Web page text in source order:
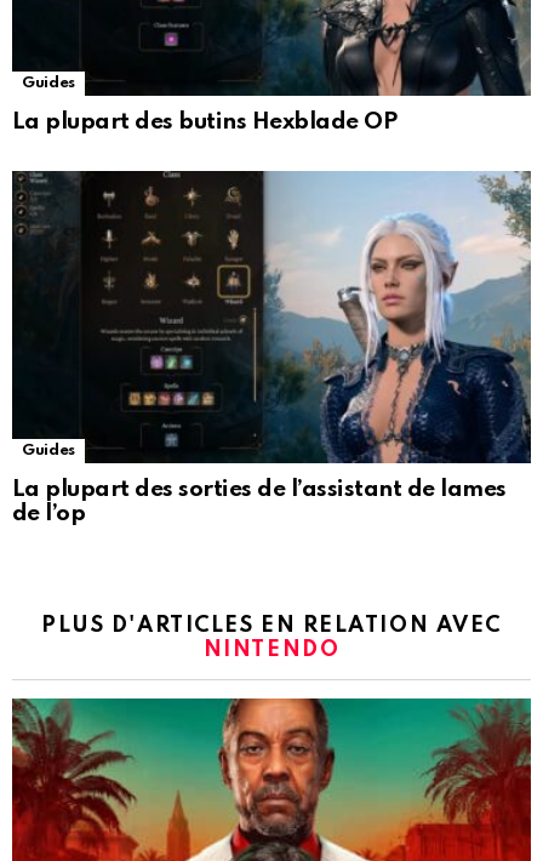
Guides
La plupart des butins Hexblade OP
Guides
La plupart des sorties de l’assistant de lames
de l’op
PLUS D'ARTICLES EN RELATION AVEC
NINTENDO